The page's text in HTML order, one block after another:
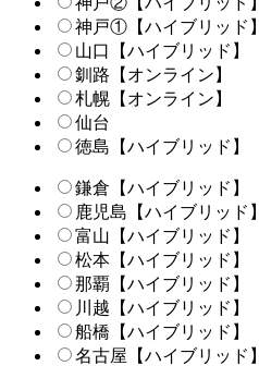
神戸①【ハイブリッド】
山口【ハイブリッド】
釧路【オンライン】
札幌【オンライン】
仙台
徳島【ハイブリッド】
鎌倉【ハイブリッド】
鹿児島【ハイブリッド】
富山【ハイブリッド】
松本【ハイブリッド】
那覇【ハイブリッド】
川越【ハイブリッド】
船橋【ハイブリッド】
名古屋【ハイブリッド】